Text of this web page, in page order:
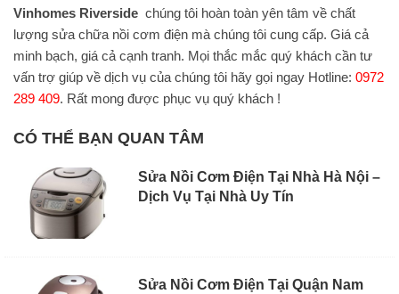
Vinhomes Riverside chúng tôi hoàn toàn yên tâm về chất
lượng sửa chữa nồi cơm điện mà chúng tôi cung cấp. Giá cả
minh bạch, giá cả cạnh tranh. Mọi thắc mắc quý khách cần tư
vấn trợ giúp về dịch vụ của chúng tôi hãy gọi ngay Hotline: 0972
289 409. Rất mong được phục vụ quý khách !
CÓ THỂ BẠN QUAN TÂM
Sửa Nồi Cơm Điện Tại Nhà Hà Nội –
Dịch Vụ Tại Nhà Uy Tín
Sửa Nồi Cơm Điện Tại Quận Nam